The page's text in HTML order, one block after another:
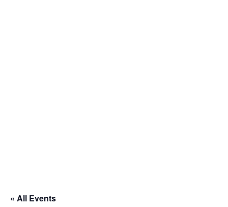
« All Events